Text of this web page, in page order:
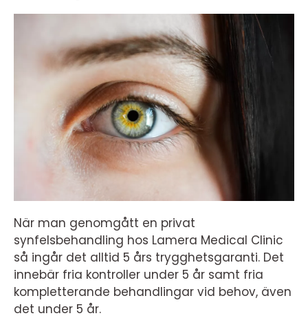
När man genomgått en privat
synfelsbehandling hos Lamera Medical Clinic
så ingår det alltid 5 års trygghetsgaranti. Det
innebär fria kontroller under 5 år samt fria
kompletterande behandlingar vid behov, även
det under 5 år.